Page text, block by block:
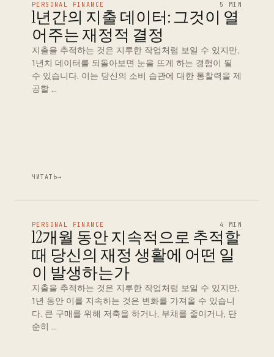
PERSONAL FINANCE 5 MIN
1년간의 지출 데이터: 그것이 열
어주는 재정적 결정
지출을 추적하는 것은 지루한 작업처럼 보일 수 있지만,
1년치 데이터를 되돌아보면 눈을 뜨게 하는 경험이 될
수 있습니다. 이는 당신의 소비 습관에 대한 통찰력을 제
공할 …
ЧИТАТЬ→
PERSONAL FINANCE 4 MIN
12개월 동안 지속적으로 추적할
때 당신의 재정 생활에 어떤 일
이 발생하는가
지출을 추적하는 것은 지루한 작업처럼 보일 수 있지만,
1년 동안 이를 지속하는 것은 변화를 가져올 수 있습니
다. 큰 구매를 위해 저축을 하거나, 부채를 줄이거나, 단
순히 …